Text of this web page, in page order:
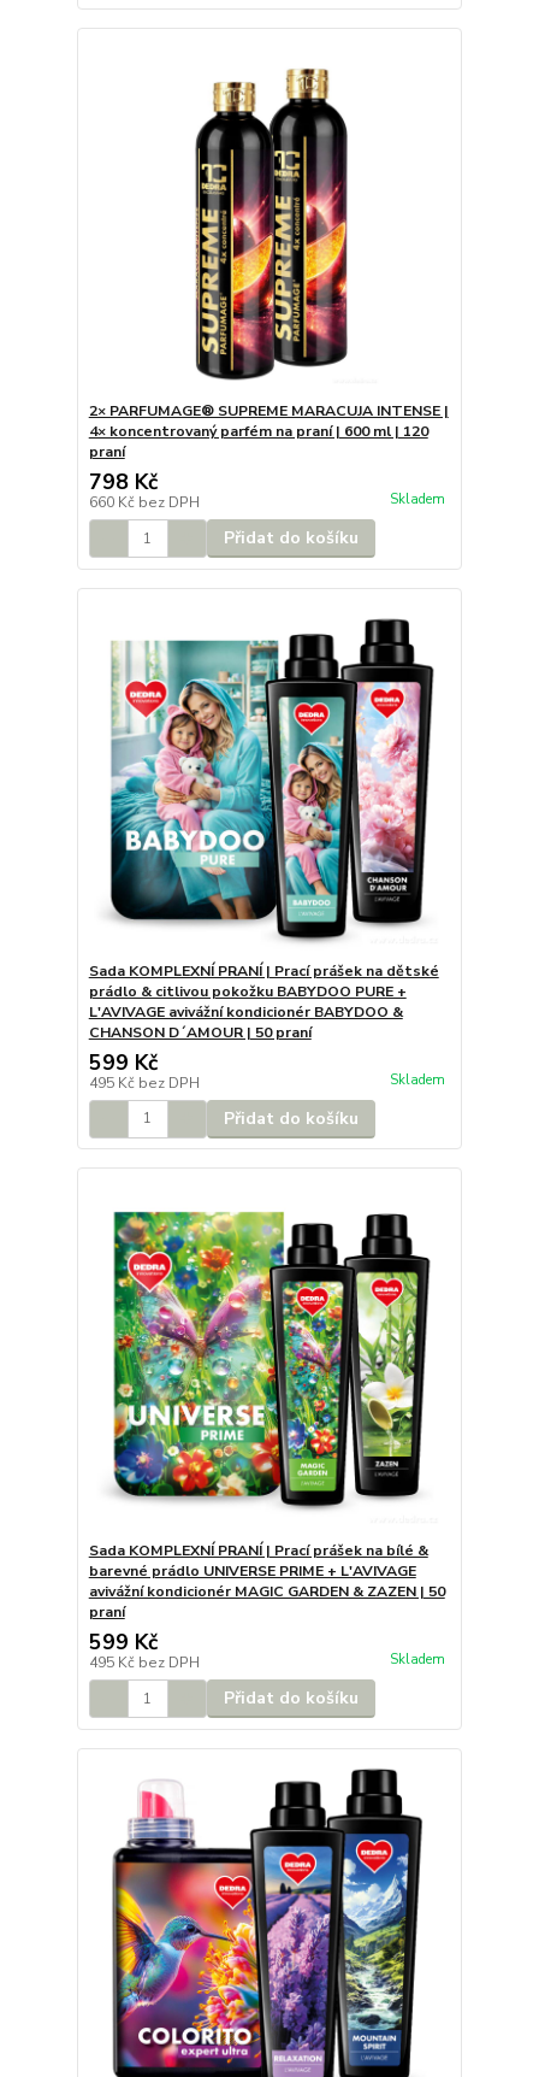
2× PARFUMAGE® SUPREME MARACUJA INTENSE |
4× koncentrovaný parfém na praní | 600 ml | 120
praní
798 Kč
660 Kč bez DPH Skladem
Přidat do košíku
Sada KOMPLEXNÍ PRANÍ | Prací prášek na dětské
prádlo & citlivou pokožku BABYDOO PURE +
L'AVIVAGE avivážní kondicionér BABYDOO &
CHANSON D´AMOUR | 50 praní
599 Kč
495 Kč bez DPH Skladem
Přidat do košíku
Sada KOMPLEXNÍ PRANÍ | Prací prášek na bílé &
barevné prádlo UNIVERSE PRIME + L'AVIVAGE
avivážní kondicionér MAGIC GARDEN & ZAZEN | 50
praní
599 Kč
495 Kč bez DPH Skladem
Přidat do košíku